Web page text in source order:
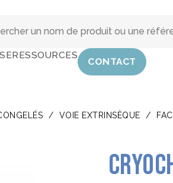
RESSOURCES
CONTACT
/ VOIE EXTRINSÈQUE /